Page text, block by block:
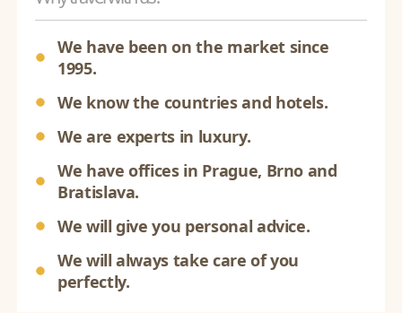
We have been on the market since
1995.
We know the countries and hotels.
We are experts in luxury.
We have offices in Prague, Brno and
Bratislava.
We will give you personal advice.
We will always take care of you
perfectly.